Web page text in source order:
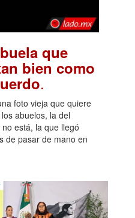
que
bien como
.
foto vieja que quiere
abuelos, la del
está, la que llegó
de pasar de mano en